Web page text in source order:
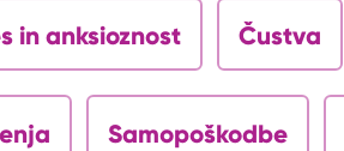
in anksioznost Čustva
Samopoškodbe